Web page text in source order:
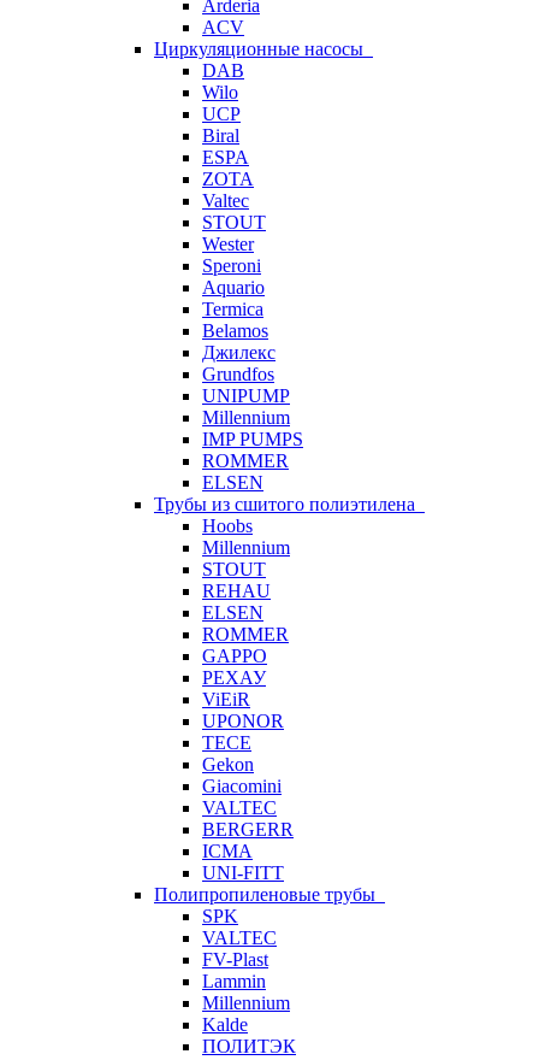
Arderia
ACV
Циркуляционные насосы
DAB
Wilo
UCP
Biral
ESPA
ZOTA
Valtec
STOUT
Wester
Speroni
Aquario
Termica
Belamos
Джилекс
Grundfos
UNIPUMP
Millennium
IMP PUMPS
ROMMER
ELSEN
Трубы из сшитого полиэтилена
Hoobs
Millennium
STOUT
REHAU
ELSEN
ROMMER
GAPPO
РЕХАУ
ViEiR
UPONOR
TECE
Gekon
Giacomini
VALTEC
BERGERR
ICMA
UNI-FITT
Полипропиленовые трубы
SPK
VALTEC
FV-Plast
Lammin
Millennium
Kalde
ПОЛИТЭК